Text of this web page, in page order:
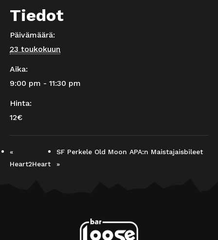
Tiedot
Päivämäärä:
23 toukokuun
Aika:
9:00 pm - 11:30 pm
Hinta:
12€
«
Heart2Heart
SF Perkele Old Moon APA:n Maistajaisbileet
»